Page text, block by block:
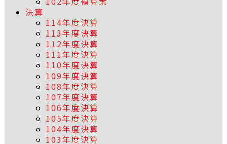
決算
114年度決算
113年度決算
112年度決算
111年度決算
110年度決算
109年度決算
108年度決算
107年度決算
106年度決算
105年度決算
104年度決算
103年度決算